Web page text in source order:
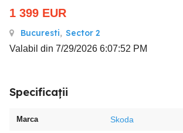
1 399 EUR
Bucuresti, Sector 2
Valabil din 7/29/2026 6:07:52 PM
Specificații
Marca Skoda